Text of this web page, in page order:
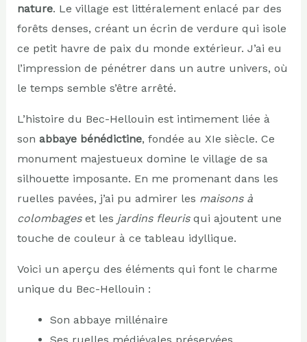
nature. Le village est littéralement enlacé par des
forêts denses, créant un écrin de verdure qui isole
ce petit havre de paix du monde extérieur. J’ai eu
l’impression de pénétrer dans un autre univers, où
le temps semble s’être arrêté.
L’histoire du Bec-Hellouin est intimement liée à
son abbaye bénédictine, fondée au XIe siècle. Ce
monument majestueux domine le village de sa
silhouette imposante. En me promenant dans les
ruelles pavées, j’ai pu admirer les maisons à
colombageset les jardins fleurisqui ajoutent une
touche de couleur à ce tableau idyllique.
Voici un aperçu des éléments qui font le charme
unique du Bec-Hellouin :
Son abbaye millénaire
Ses ruelles médiévales préservées